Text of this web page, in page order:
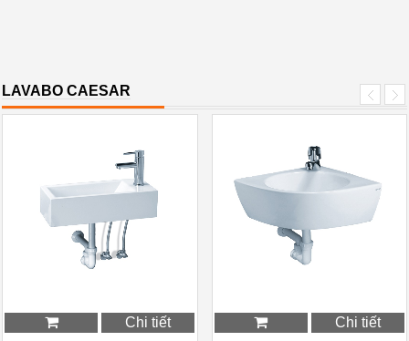
LAVABO CAESAR
Chi tiết
Chi tiết